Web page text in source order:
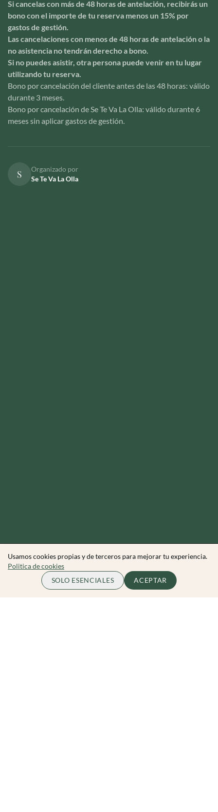
Si cancelas con más de 48 horas de antelación, recibirás un
bono con el importe de tu reserva menos un 15% por
gastos de gestión.
Las cancelaciones con menos de 48 horas de antelación o la
no asistencia no tendrán derecho a bono.
Si no puedes asistir, otra persona puede venir en tu lugar
utilizando tu reserva.
Bono por cancelación del cliente antes de las 48 horas: válido
durante 3 meses.
Bono por cancelación de Se Te Va La Olla: válido durante 6
meses sin aplicar gastos de gestión.
S
Organizado por
Se Te Va La Olla
50.00 EUR COMPLETO
Usamos cookies propias y de terceros para mejorar tu experiencia.
Politica de cookies
SOLO ESENCIALES
ACEPTAR